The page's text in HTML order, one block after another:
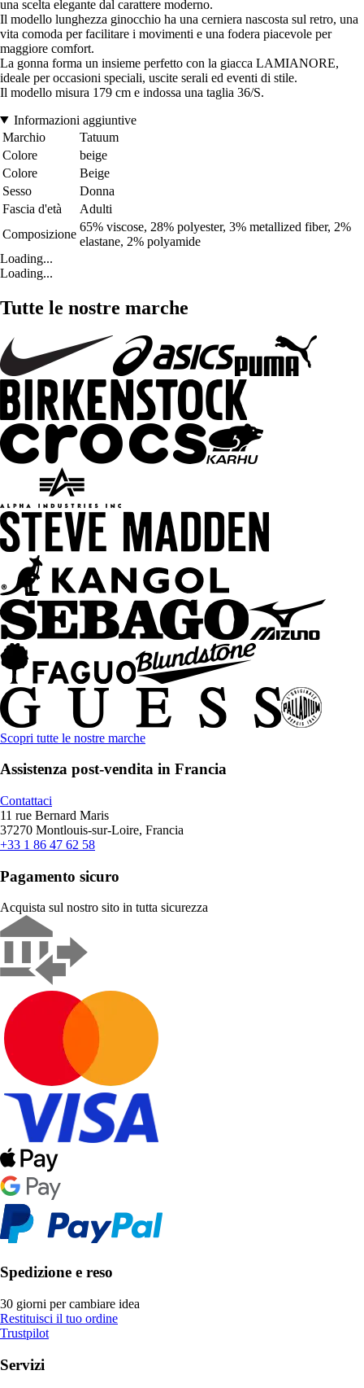
una scelta elegante dal carattere moderno.
Il modello lunghezza ginocchio ha una cerniera nascosta sul retro, una
vita comoda per facilitare i movimenti e una fodera piacevole per
maggiore comfort.
La gonna forma un insieme perfetto con la giacca LAMIANORE,
ideale per occasioni speciali, uscite serali ed eventi di stile.
Il modello misura 179 cm e indossa una taglia 36/S.
Informazioni aggiuntive
Marchio
Tatuum
Colore
beige
Colore
Beige
Sesso
Donna
Fascia d'età
Adulti
Composizione
65% viscose, 28% polyester, 3% metallized fiber, 2%
elastane, 2% polyamide
Loading...
Loading...
Tutte le nostre marche
Scopri tutte le nostre marche
Assistenza post-vendita in Francia
Contattaci
11 rue Bernard Maris
37270 Montlouis-sur-Loire, Francia
+33 1 86 47 62 58
Pagamento sicuro
Acquista sul nostro sito in tutta sicurezza
Spedizione e reso
30 giorni per cambiare idea
Restituisci il tuo ordine
Trustpilot
Servizi